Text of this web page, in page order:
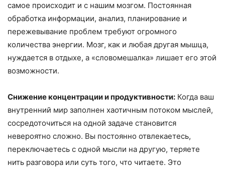
самое происходит и с нашим мозгом. Постоянная
обработка информации, анализ, планирование и
пережевывание проблем требуют огромного
количества энергии. Мозг, как и любая другая мышца,
нуждается в отдыхе, а «словомешалка» лишает его этой
возможности.
Снижение концентрации и продуктивности: Когда ваш
внутренний мир заполнен хаотичным потоком мыслей,
сосредоточиться на одной задаче становится
невероятно сложно. Вы постоянно отвлекаетесь,
переключаетесь с одной мысли на другую, теряете
нить разговора или суть того, что читаете. Это